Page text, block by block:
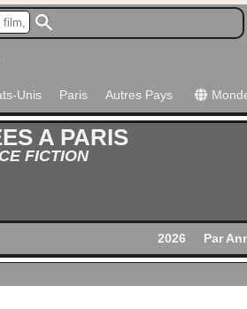
Unis Paris Autres Pays
A PARIS
FICTION
2026 Par